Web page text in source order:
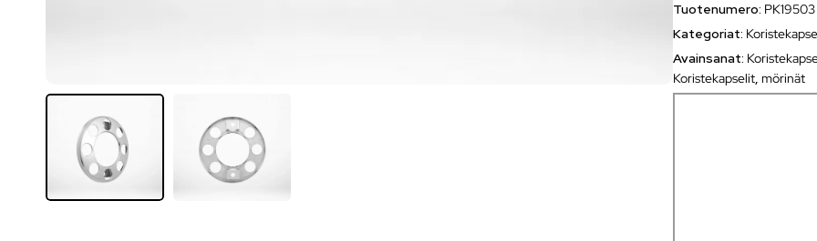
Tuotenumero: PK19503
Kategoriat:
Avainsanat:
Koristekapselit ,mörinät